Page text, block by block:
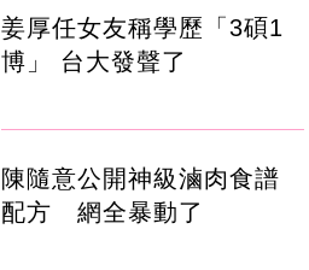
姜厚任女友稱學歷「3碩1
博」 台大發聲了
陳隨意公開神級滷肉食譜
配方 網全暴動了